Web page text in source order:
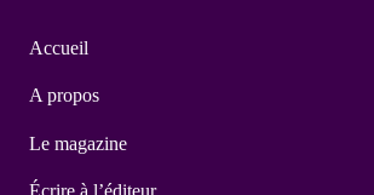
Accueil
A propos
Le magazine